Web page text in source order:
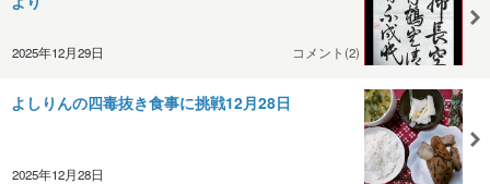
2025年12月29日 コメント(2)
よしりんの四毒抜き食事に挑戦12月28日
2025年12月28日